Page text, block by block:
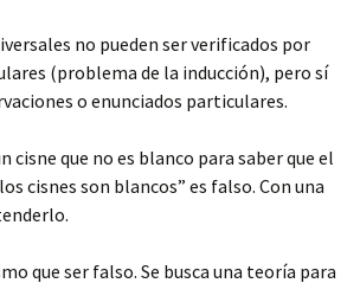
no pueden ser verificados por
(problema de la inducción), pero sí
o enunciados particulares.
cisne que no es blanco para saber que el
cisnes son blancos” es falso. Con una
que ser falso. Se busca una teoría para